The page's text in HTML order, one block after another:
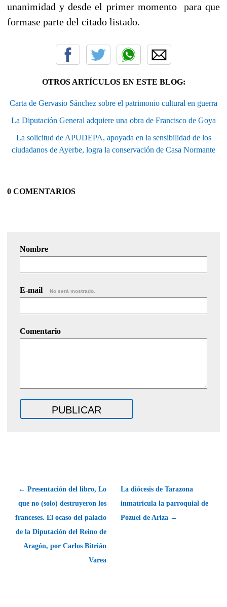
unanimidad y desde el primer momento para que
formase parte del citado listado.
OTROS ARTÍCULOS EN ESTE BLOG:
Carta de Gervasio Sánchez sobre el patrimonio cultural en guerra
La Diputación General adquiere una obra de Francisco de Goya
La solicitud de APUDEPA, apoyada en la sensibilidad de los
ciudadanos de Ayerbe, logra la conservación de Casa Normante
0 COMENTARIOS
Nombre
E-mail No será mostrado.
Comentario
← Presentación del libro, Lo
que no (solo) destruyeron los
franceses. El ocaso del palacio
de la Diputación del Reino de
Aragón, por Carlos Bitrián
Varea
La diócesis de Tarazona
inmatricula la parroquial de
Pozuel de Ariza →